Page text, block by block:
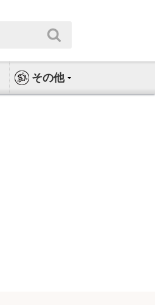
その他